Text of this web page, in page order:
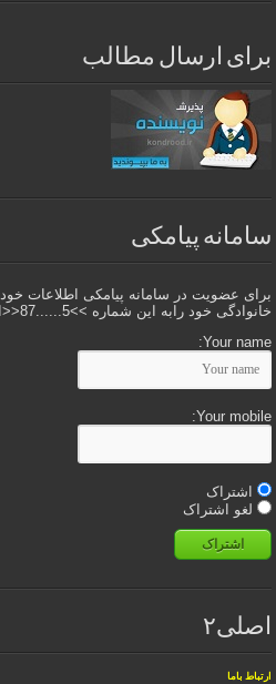
برای ارسال مطالب
سامانه پیامکی
برای عضویت در سامانه پیامکی اطلاعات خود
خانوادگی خود رابه این شماره >>5......87<<ارسال کنید
Your name:
Your mobile:
اشتراک
لغو اشتراک
اشتراک
اصلی۲
ارتباط باما